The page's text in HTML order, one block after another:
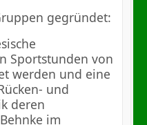
gegründet:
Sportstunden von
werden und eine
und
deren
im